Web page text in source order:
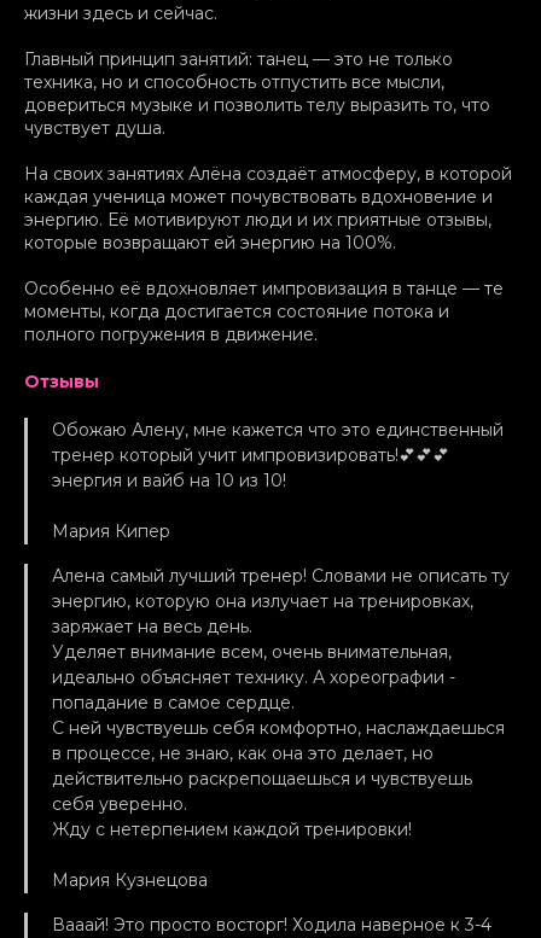
жизни здесь и сейчас.
Главный принцип занятий: танец — это не только
техника, но и способность отпустить все мысли,
довериться музыке и позволить телу выразить то, что
чувствует душа.
На своих занятиях Алёна создаёт атмосферу, в которой
каждая ученица может почувствовать вдохновение и
энергию. Её мотивируют люди и их приятные отзывы,
которые возвращают ей энергию на 100%.
Особенно её вдохновляет импровизация в танце — те
моменты, когда достигается состояние потока и
полного погружения в движение.
Отзывы
Обожаю Алену, мне кажется что это единственный
тренер который учит импровизировать!💕💕💕
энергия и вайб на 10 из 10!
Мария Кипер
Алена самый лучший тренер! Словами не описать ту
энергию, которую она излучает на тренировках,
заряжает на весь день.
Уделяет внимание всем, очень внимательная,
идеально объясняет технику. А хореографии -
попадание в самое сердце.
С ней чувствуешь себя комфортно, наслаждаешься
в процессе, не знаю, как она это делает, но
действительно раскрепощаешься и чувствуешь
себя уверенно.
Жду с нетерпением каждой тренировки!
Мария Кузнецова
Вааай! Это просто восторг! Ходила наверное к 3-4